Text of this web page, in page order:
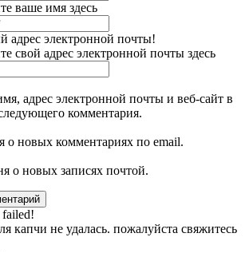
ваше имя здесь
адрес электронной почты!
свой адрес электронной почты здесь
адрес электронной почты и веб-сайт в
комментария.
о новых комментариях по email.
о новых записях почтой.
капчи не удалась. пожалуйста свяжитесь